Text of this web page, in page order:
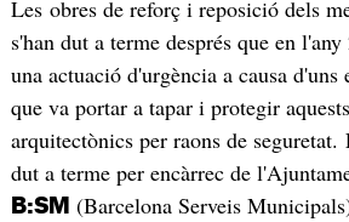
Les obres de reforç i reposició dels
s'han dut a terme després que en
una actuació d'urgència a causa d'uns
que va portar a tapar i protegir
arquitectònics per raons de seguretat.
dut a terme per encàrrec de
B:SM (Barcelona Serveis